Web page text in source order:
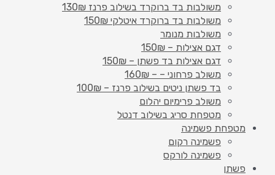
משולבות בד ברוקרד בשילוב פרנז 130₪
משולבות בד ברוקרד איטלקי 150₪
משולבות מנומר
דגם אצילות – 150₪
דגם אצילות בד פשתן – 150₪
משולב פרחוני – – 160₪
בד פשתן ניטים בשילוב פרנז – 100₪
משולב פרימיום יהלום
מטפחת סריג בשילוב דנטל
מטפחת פשמינה
פשמינה רקום
פשמינה לורקס
פשתן